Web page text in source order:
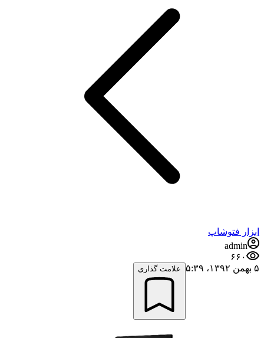
ابزار فتوشاپ
admin
۶۶۰
۵ بهمن ۱۳۹۲،‏ ۵:۳۹
علامت گذاری